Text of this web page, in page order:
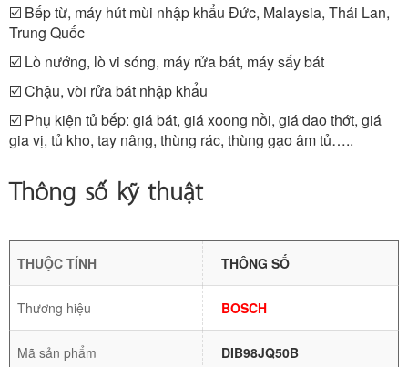
☑️ Bếp từ, máy hút mùi nhập khẩu Đức, Malaysia, Thái Lan,
Trung Quốc
☑️ Lò nướng, lò vi sóng, máy rửa bát, máy sấy bát
☑️ Chậu, vòi rửa bát nhập khẩu
☑️ Phụ kiện tủ bếp: giá bát, giá xoong nồi, giá dao thớt, giá
gia vị, tủ kho, tay nâng, thùng rác, thùng gạo âm tủ…..
Thông số kỹ thuật
THUỘC TÍNH THÔNG SỐ
Thương hiệu BOSCH
Mã sản phẩm DIB98JQ50B